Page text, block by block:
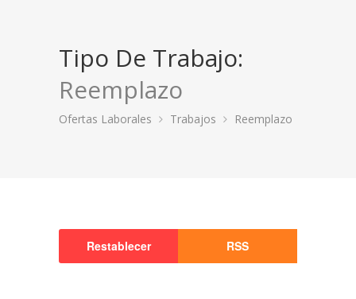
Tipo De Trabajo:
Reemplazo
Ofertas Laborales Trabajos Reemplazo
Restablecer RSS